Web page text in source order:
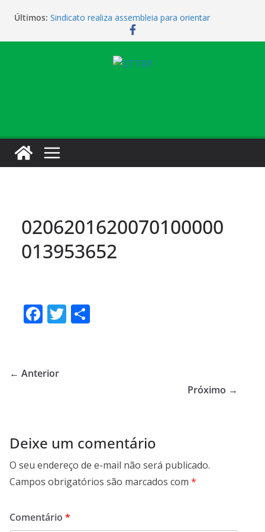
Últimos: Sindicato realiza assembleia para orientar
cobradores sobre novas possibilidades de
qualificação e recolocação profissional
Sindicato promove encontro para orientar
cobradores sobre qualificação e recolocação
0206201620070100000
013953652
F
b
T
← Anterior
Próximo →
Deixe um comentário
O seu endereço de e-mail não será publicado.
Campos obrigatórios são marcados com *
Comentário *